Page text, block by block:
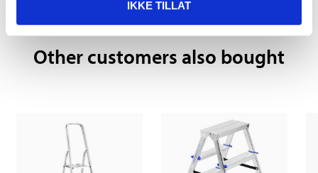
IKKE TILLAT
Other customers also bought